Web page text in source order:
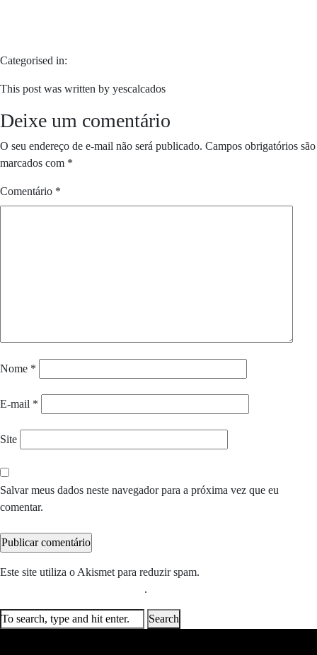
Categorised in:
This post was written by yescalcados
Deixe um comentário
O seu endereço de e-mail não será publicado. Campos obrigatórios são
marcados com *
Comentário *
Nome *
E-mail *
Site
Salvar meus dados neste navegador para a próxima vez que eu
comentar.
Este site utiliza o Akismet para reduzir spam.
.
Search